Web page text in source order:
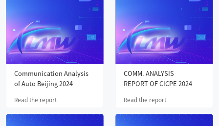
Communication Analysis
of Auto Beijing 2024
Read the report
COMM. ANALYSIS
REPORT OF CICPE 2024
Read the report